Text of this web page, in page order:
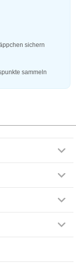
sichern
sammeln